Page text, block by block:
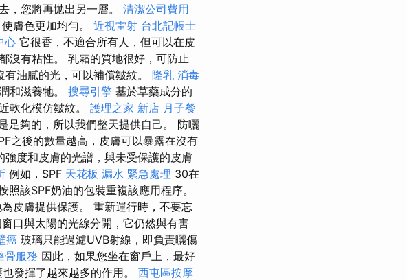
，您將再拋出另一層。 清潔公司費用
膚色更加均勻。 近視雷射 台北記帳士
心 它很香，不適合所有人，但可以在皮
沒有粘性。 乳霜的質地很好，可防止
油膩的光，可以補償皺紋。 隆乳 消毒
和滋養牠。 搜尋引擎 基於草藥成分的
軟化模仿皺紋。 護理之家 新店 月子餐
足夠的，所以我們整天提供自己。 防曬
之後的數量越高，皮膚可以暴露在沒有
強度和皮膚的光譜，與未受保護的皮膚
例如，SPF 天花板 漏水 緊急處理 30在
照該SPF奶油的包裝重複該應用程序。
皮膚提供保護。 重新運行時，不要忘
口與太陽的光線分開，它仍然與有害
癌 玻璃只能過濾UVB射線，即負責曬傷
骨服務 因此，如果您坐在窗戶上，最好
發揮了越來越多的作用。 西屯區按摩